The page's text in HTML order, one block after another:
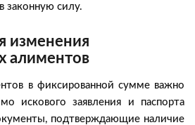
законную силу.
изменения
алиментов
в фиксированной сумме важно
искового заявления и паспорта
подтверждающие наличие